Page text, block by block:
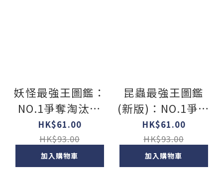
妖怪最強王圖鑑：
NO.1爭奪淘汰賽
(新版)
HK$61.00
HK$93.00
加入購物車
昆蟲最強王圖鑑
(新版)：NO.1爭奪
淘汰賽
HK$61.00
HK$93.00
加入購物車